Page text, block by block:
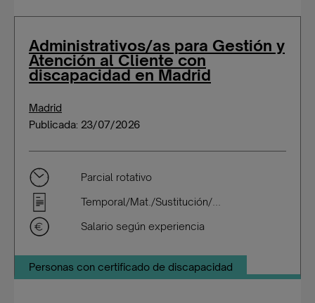
Administrativos/as para Gestión y
Atención al Cliente con
discapacidad en Madrid
Madrid
Publicada: 23/07/2026
Parcial rotativo
Temporal/Mat./Sustitución/...
Salario según experiencia
Personas con certificado de discapacidad